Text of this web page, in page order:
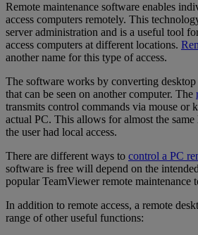
Remote maintenance software enables
access computers remotely. This
server administration and is a useful tool
access computers at different locations.
another name for this type of access.
The software works by converting
that can be seen on another computer. The
transmits control commands via mouse or
actual PC. This allows for almost the
the user had local access.
There are different ways to control a PC
software is free will depend on the
popular TeamViewer remote maintenance
In addition to remote access, a remote
range of other useful functions: